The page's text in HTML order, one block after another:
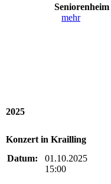
Seniorenheim
mehr
2025
Konzert in Krailling
Datum:
01.10.2025
15:00